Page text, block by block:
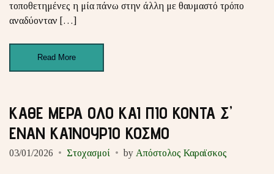
τοποθετημένες η μία πάνω στην άλλη με θαυμαστό τρόπο
αναδύονταν […]
Read More
ΚΑΘΕ ΜΕΡΑ ΟΛΟ ΚΑΙ ΠΙΟ ΚΟΝΤΑ Σ’
ΕΝΑΝ ΚΑΙΝΟΥΡΙΟ ΚΟΣΜΟ
03/01/2026 Στοχασμοί by Απόστολος Καραϊσκος